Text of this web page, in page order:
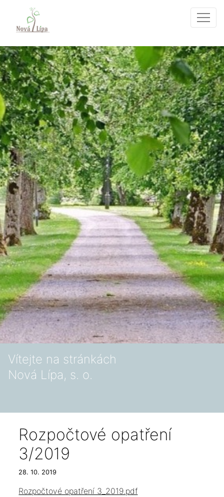
Vítejte na stránkách
Nová Lípa, s. o.
Rozpočtové opatření
3/2019
28. 10. 2019
Rozpočtové opatření 3_2019.pdf